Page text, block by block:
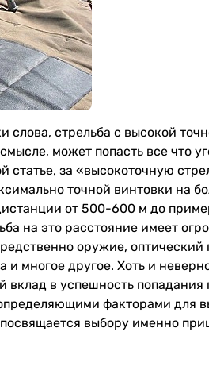
слова, стрельба с высокой
может попасть все что
за «высокоточную
точной винтовки на
от 500-600 м до
на это расстояние имеет
оружие,
и многое другое. Хоть и
в успешность попадания
факторами для
выбору именно